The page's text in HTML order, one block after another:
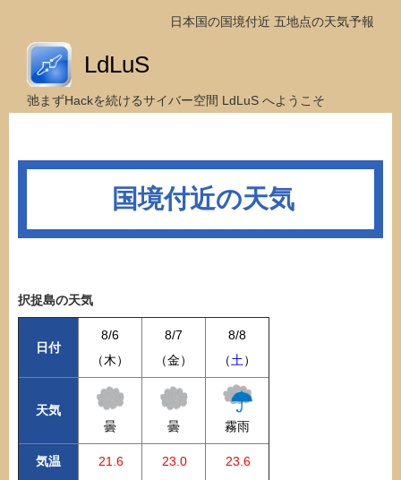
日本国の国境付近 五地点の天気予報
LdLuS
弛まずHackを続けるサイバー空間 LdLuS へようこそ
国境付近の天気
択捉島の天気
日付
8/6
（木）
8/7
（金）
8/8
（土）
天気
曇
曇 霧雨
気温
21.6
23.0
23.6